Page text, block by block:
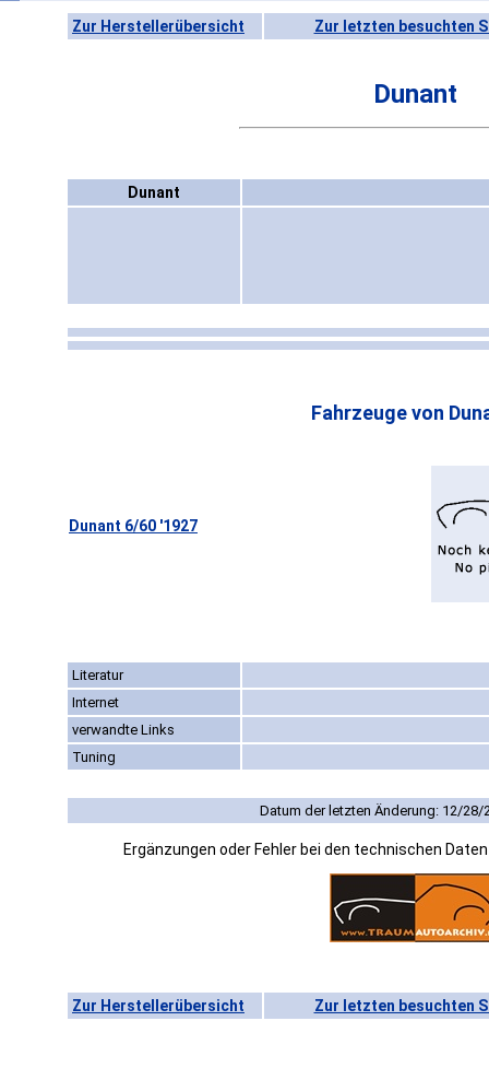
Zur Herstellerübersicht Zur letzten besuchten
Dunant
Dunant
Fahrzeuge von
Dunant 6/60 '1927
Literatur
Internet
verwandte Links
Tuning
Datum der letzten Änderung: 12/28/
Ergänzungen oder Fehler bei den technischen
Zur Herstellerübersicht Zur letzten besuchten